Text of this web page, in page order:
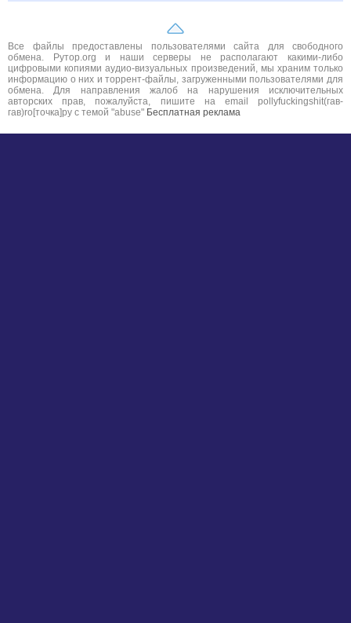
Все файлы предоставлены пользователями сайта для свободного
обмена. Рутор.org и наши серверы не располагают какими-либо
цифровыми копиями аудио-визуальных произведений, мы храним только
информацию о них и торрент-файлы, загруженными пользователями для
обмена. Для направления жалоб на нарушения исключительных
авторских прав, пожалуйста, пишите на email pollyfuckingshit(гав-
гав)ro[точка]ру с темой "abuse" Бесплатная реклама